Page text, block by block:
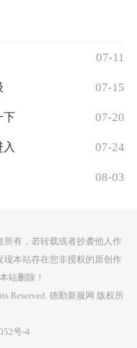
07-11
07-15
下 07-20
07-24
08-03
有，若转载或者抄袭他人作
本站存在您非授权的原创作
站删除！
Reserved. 德勤新服网 版权所
号-4